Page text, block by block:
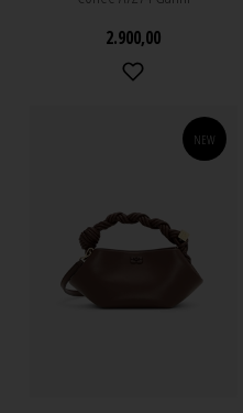
2.900,00
NEW